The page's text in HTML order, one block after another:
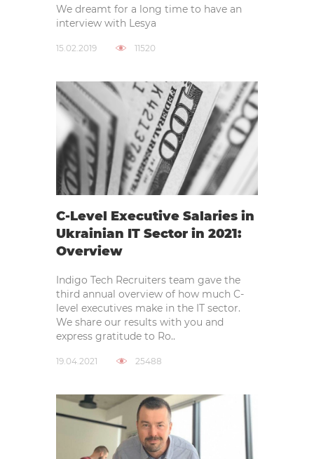
We dreamt for a long time to have an
interview with Lesya
15.02.2019 11520
C-Level Executive Salaries in
Ukrainian IT Sector in 2021:
Overview
Indigo Tech Recruiters team gave the
third annual overview of how much C-
level executives make in the IT sector.
We share our results with you and
express gratitude to Ro..
19.04.2021 25488